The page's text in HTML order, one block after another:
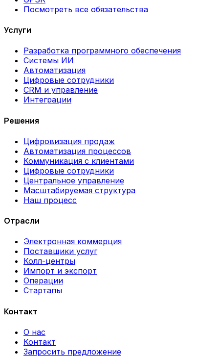
Посмотреть все обязательства
Услуги
Разработка программного обеспечения
Системы ИИ
Автоматизация
Цифровые сотрудники
CRM и управление
Интеграции
Решения
Цифровизация продаж
Автоматизация процессов
Коммуникация с клиентами
Цифровые сотрудники
Центральное управление
Масштабируемая структура
Наш процесс
Отрасли
Электронная коммерция
Поставщики услуг
Колл-центры
Импорт и экспорт
Операции
Стартапы
Контакт
О нас
Контакт
Запросить предложение